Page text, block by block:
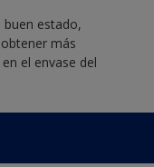
buen estado,
más
el envase del